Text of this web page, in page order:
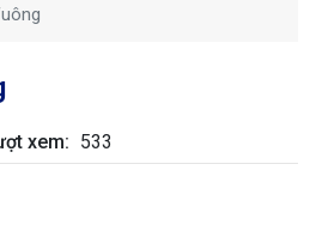
xem: 533